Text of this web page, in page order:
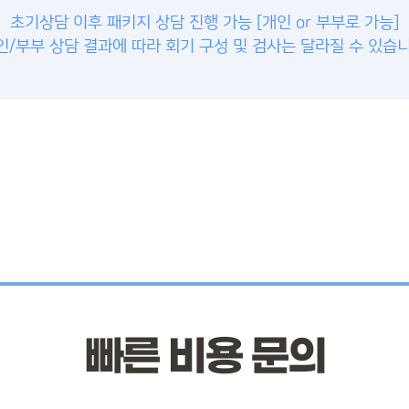
초기상담 이후 패키지 상담 진행 가능 [개인 or 부부로 가능]
/부부 상담 결과에 따라 회기 구성 및 검사는 달라질 수 있습
빠른 비용 문의